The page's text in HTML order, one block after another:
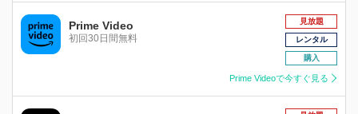
Prime Video
初回30日間無料
見放題
レンタル
購入
Prime Videoで今すぐ見る